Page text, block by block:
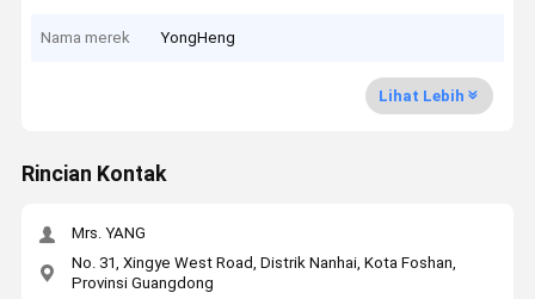
Nama merek YongHeng
Lihat Lebih
Rincian Kontak
Mrs. YANG
No. 31, Xingye West Road, Distrik Nanhai, Kota Foshan,
Provinsi Guangdong